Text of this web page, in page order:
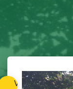
Voltar